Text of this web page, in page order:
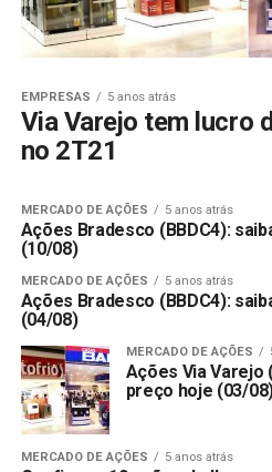
EMPRESAS 5 anos atrás
Via Varejo tem lucro
no 2T21
MERCADO DE AÇÕES 5 anos atrás
Ações Bradesco (BBDC4):
(10/08)
MERCADO DE AÇÕES 5 anos atrás
Ações Bradesco (BBDC4):
(04/08)
MERCADO DE AÇÕES
Ações Via Varejo
preço hoje (03/
MERCADO DE AÇÕES 5 anos atrás